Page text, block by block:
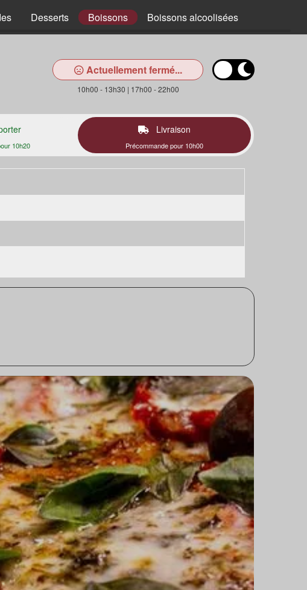
Desserts Boissons Boissons alcoolisées
Actuellement fermé...
10h00 - 13h30 | 17h00 - 22h00
10h20
Livraison
Précommande pour 10h00